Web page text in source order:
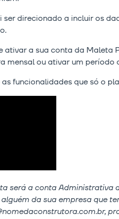
ser direcionado a incluir os
ativar a sua conta da Maleta
mensal ou ativar um
funcionalidades que só o
será a conta Administrativa
da sua empresa que